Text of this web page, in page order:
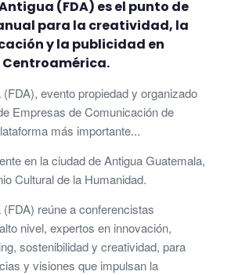
(FDA) es el punto de
para la creatividad, la
y la publicidad en
Centroamérica.
evento propiedad y organizado
Empresas de Comunicación de
más importante...
en la ciudad de Antigua Guatemala,
Cultural de la Humanidad.
reúne a conferencistas
nivel, expertos en innovación,
sostenibilidad y creatividad, para
y visiones que impulsan la